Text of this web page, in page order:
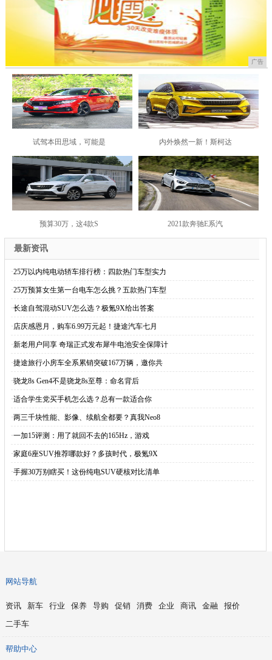
广告
试驾本田思域，可能是 内外焕然一新！斯柯达
预算30万，这4款S 2021款奔驰E系汽
最新资讯
·25万以内纯电动轿车排行榜：四款热门车型实力
·25万预算女生第一台电车怎么挑？五款热门车型
·长途自驾混动SUV怎么选？极氪9X给出答案
·店庆感恩月，购车6.99万元起！捷途汽车七月
·新老用户同享 奇瑞正式发布犀牛电池安全保障计
·捷途旅行小房车全系累销突破167万辆，邀你共
·骁龙8s Gen4不是骁龙8s至尊：命名背后
·适合学生党买手机怎么选？总有一款适合你
·两三千块性能、影像、续航全都要？真我Neo8
·一加15评测：用了就回不去的165Hz，游戏
·家庭6座SUV推荐哪款好？多孩时代，极氪9X
·手握30万别瞎买！这份纯电SUV硬核对比清单
网站导航
资讯 新车 行业 保养 导购 促销 消费 企业 商讯 金融
报价
二手车
帮助中心